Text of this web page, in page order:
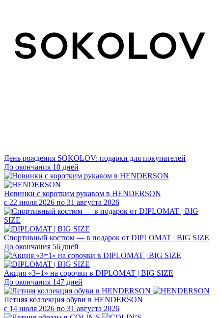
День рождения SOKOLOV: подарки для покупателей
До окончания 10 дней
Новинки с коротким рукавом в HENDERSON
с 22 июля 2026 по 31 августа 2026
Спортивный костюм — в подарок от DIPLOMAT | BIG SIZE
До окончания 56 дней
Акция «3=1» на сорочки в DIPLOMAT | BIG SIZE
До окончания 147 дней
Летняя коллекция обуви в HENDERSON
с 14 июля 2026 по 31 августа 2026